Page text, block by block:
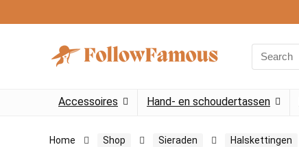
Search
for:
Accessoires Hand- en schoudertassen
Home Shop Sieraden Halskettingen